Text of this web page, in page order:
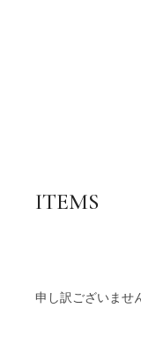
ITEMS
商品一覧
申し訳ございませ